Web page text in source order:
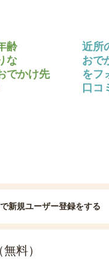
齢
な
でかけ先
近所
おで
をフ
口コ
新規ユーザー登録をする
料）